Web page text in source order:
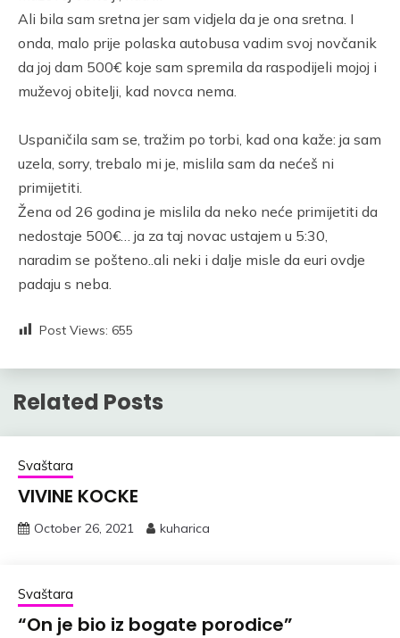
Ali bila sam sretna jer sam vidjela da je ona sretna. I
onda, malo prije polaska autobusa vadim svoj novčanik
da joj dam 500€ koje sam spremila da raspodijeli mojoj i
muževoj obitelji, kad novca nema.
Uspaničila sam se, tražim po torbi, kad ona kaže: ja sam
uzela, sorry, trebalo mi je, mislila sam da nećeš ni
primijetiti.
Žena od 26 godina je mislila da neko neće primijetiti da
nedostaje 500€… ja za taj novac ustajem u 5:30,
naradim se pošteno..ali neki i dalje misle da euri ovdje
padaju s neba.
Post Views: 655
Related Posts
Svaštara
VIVINE KOCKE
October 26, 2021 kuharica
Svaštara
“On je bio iz bogate porodice”